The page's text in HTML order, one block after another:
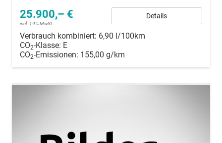
25.900,– €
incl. 19% MwSt.
Details
Verbrauch kombiniert: 6,90 l/100km
CO2-Klasse: E
CO2-Emissionen: 155,00 g/km